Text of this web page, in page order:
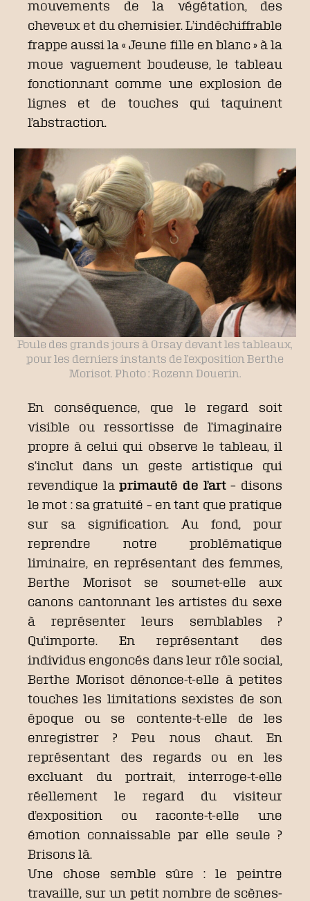
mouvements de la végétation, des
cheveux et du chemisier. L’indéchiffrable
frappe aussi la « Jeune fille en blanc » à la
moue vaguement boudeuse, le tableau
fonctionnant comme une explosion de
lignes et de touches qui taquinent
l’abstraction.
Foule des grands jours à Orsay devant les tableaux,
pour les derniers instants de l’exposition Berthe
Morisot. Photo : Rozenn Douerin.
En conséquence, que le regard soit
visible ou ressortisse de l’imaginaire
propre à celui qui observe le tableau, il
s’inclut dans un geste artistique qui
revendique laprimauté de l’art– disons
le mot : sa gratuité – en tant que pratique
sur sa signification. Au fond, pour
reprendre notre problématique
liminaire, en représentant des femmes,
Berthe Morisot se soumet-elle aux
canons cantonnant les artistes du sexe
à représenter leurs semblables ?
Qu’importe. En représentant des
individus engoncés dans leur rôle social,
Berthe Morisot dénonce-t-elle à petites
touches les limitations sexistes de son
époque ou se contente-t-elle de les
enregistrer ? Peu nous chaut. En
représentant des regards ou en les
excluant du portrait, interroge-t-elle
réellement le regard du visiteur
d’exposition ou raconte-t-elle une
émotion connaissable par elle seule ?
Brisons là.
Une chose semble sûre : le peintre
travaille, sur un petit nombre de scènes-